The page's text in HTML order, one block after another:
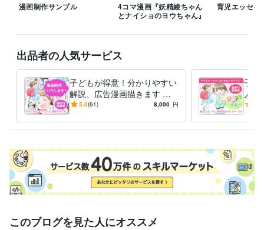
漫画制作サンプル
4コマ漫画『妖精綾ちゃん
とナイショのヨウちゃん』
育児エッセイ
出品者の人気サービス
子どもが得意！分かりやすい
解説、広告漫画描きます 親
しみやすい優しいタッチで
利用可
5.0(61) 8,000 円
子ど
人
児書
利用
このブログを見た人にオススメ